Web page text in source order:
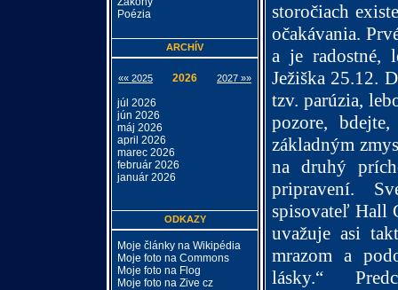
storočiach
očakávania.
a je radostné,
Ježiška 25.12.
tzv. parúzia,
pozore,
základným
na druhý
pripravení.
spisovateľ Hall
uvažuje asi
mrazom a
lásky.“
Poézia
ARCHÍV
«« 2025 2026 2027 »»
júl 2026
jún 2026
máj 2026
april 2026
marec 2026
február 2026
január 2026
ODKAZY
Moje články na Wikipédia
Moje foto na Commons
Moje foto na Flog
Moje foto na Zive cz